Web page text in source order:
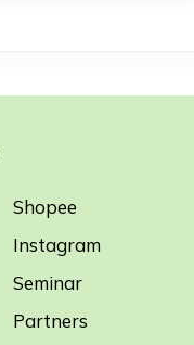
Shopee
Instagram
Seminar
Partners